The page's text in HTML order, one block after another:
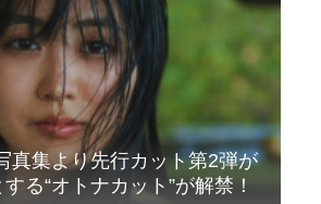
真集より先行カット第2弾が
る“オトナカット”が解禁！